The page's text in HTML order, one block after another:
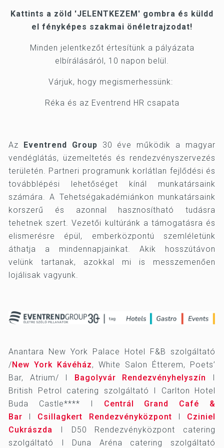
Kattints a zöld 'JELENTKEZEM' gombra és küldd
el fényképes szakmai önéletrajzodat!
Minden jelentkezőt értesítünk a pályázata
elbírálásáról, 10 napon belül.
Várjuk, hogy megismerhessünk:
Réka és az Eventrend HR csapata
Az Eventrend Group 30 éve működik a magyar
vendéglátás, üzemeltetés és rendezvényszervezés
területén. Partneri programunk korlátlan fejlődési és
továbblépési lehetőséget kínál munkatársaink
számára. A Tehetségakadémiánkon munkatársaink
korszerű és azonnal hasznosítható tudásra
tehetnek szert. Vezetői kultúránk a támogatásra és
elismerésre épül, emberközpontú szemléletünk
áthatja a mindennapjainkat. Akik hosszútávon
velünk tartanak, azokkal mi is messzemenően
lojálisak vagyunk.
Anantara New York Palace Hotel F&B szolgáltató
/New York Kávéház, White Salon Étterem, Poets’
Bar, Atrium/ I Bagolyvár Rendezvényhelyszín
I
British Petrol catering szolgáltató I Carlton Hotel
Buda Castle**** I Centrál Grand Café &
Bar I Csillagkert Rendezvényközpont I Cziniel
Cukrászda
I D50 Rendezvényközpont catering
szolgáltató I Duna Aréna catering szolgáltató